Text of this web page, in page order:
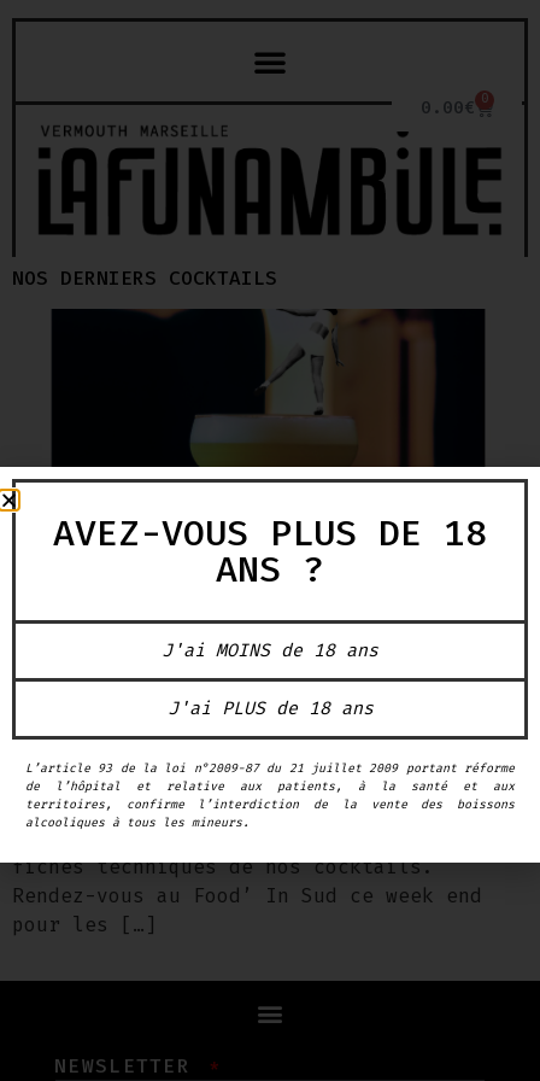
0.00€ 0
NOS DERNIERS COCKTAILS
créatifs, l’un mixologue et l’autre cheffe
et Stéphanie Borelli, aussi complices dans
la vie que sérieux au boulot, nous
fiches techniques de nos cocktails.
Rendez-vous au Food’ In Sud ce week end
pour les […]
NEWSLETTER
AVEZ-VOUS PLUS DE 18
ANS ?
J'ai MOINS de 18 ans
J'ai PLUS de 18 ans
L’article 93 de la loi n°2009-87 du 21 juillet 2009 portant réforme
de l’hôpital et relative aux patients, à la santé et aux
territoires, confirme l’interdiction de la vente des boissons
alcooliques à tous les mineurs.